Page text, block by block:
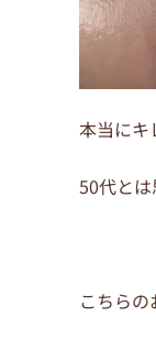
本当にキ
50代と
こちら